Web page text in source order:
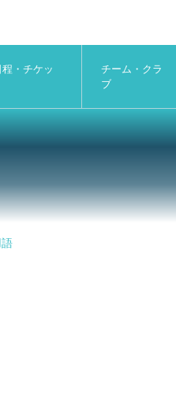
・チケッ
チーム・クラ
ブ
語